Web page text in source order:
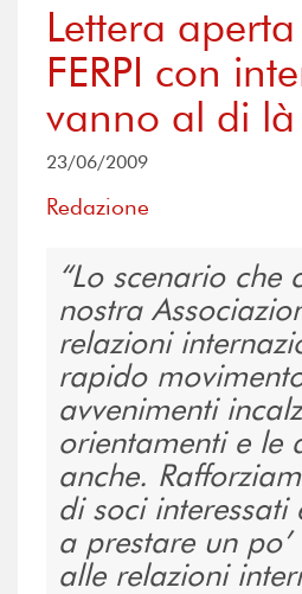
Lettera
FERPI con
vanno al di
23/06/2009
Redazione
Lo scenario che
nostra
relazioni
rapido
avvenimenti
orientamenti e le
anche.
di soci interessati
a prestare un
alle relazioni